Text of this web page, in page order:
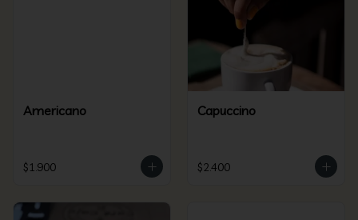
Americano
$1.900
Capuccino
$2.400